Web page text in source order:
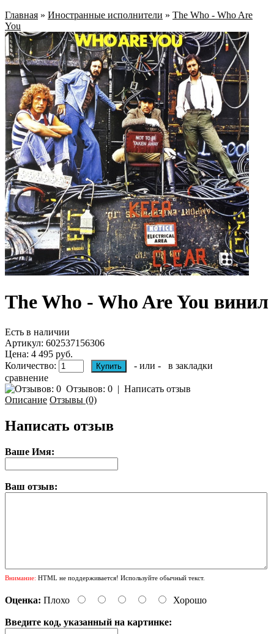
Главная » Иностранные исполнители » The Who - Who Are
You
The Who - Who Are You винил
Есть в наличии
Артикул: 602537156306
Цена: 4 495 руб.
Количество:
- или -
в закладки
сравнение
Отзывов: 0 | Написать отзыв
Описание Отзывы (0)
Написать отзыв
Ваше Имя:
Ваш отзыв:
Внимание: HTML не поддерживается! Используйте обычный текст.
Оценка: Плохо Хорошо
Введите код, указанный на картинке: